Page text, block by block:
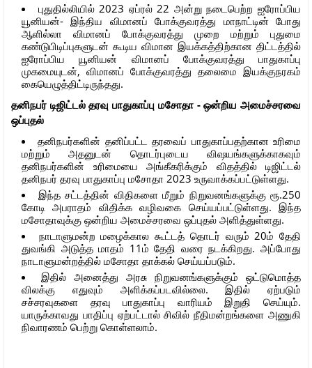
புதுதில்லியில் 2023 ஏப்ரல் 22 அன்று நடைபெற்ற ஐரோப்பிய
யூனியன்- இந்திய விமானப் போக்குவரத்து மாநாட்டின் போது
ஆளில்லா விமானப் போக்குவரத்து முறை மற்றும் புதுமை
கண்டுபிடிப்புகளுடன் கூடிய விமான இயக்கத்திற்கான திட்டத்தில்
ஐரோப்பிய யூனியன் விமானப் போக்குவரத்து பாதுகாப்பு
முகமையுடன், விமானப் போக்குவரத்து தலைமை இயக்குநரகம்
கையெழுத்திட்டிருந்தது.
தனிநபர் டிஜிட்டல் தரவு பாதுகாப்பு மசோதா - ஒன்றிய அமைச்சரவை
ஒப்புதல்
தனிநபர்களின் தனிப்பட்ட தரவைப் பாதுகாப்பதற்கான உரிமை
மற்றும் அதனுடன் தொடர்புடைய விஷயங்களுக்காகவும்
தனிநபர்களின் உரிமையை அங்கீகரிக்கும் விதத்தில் டிஜிட்டல்
தனிநபர் தரவு பாதுகாப்பு மசோதா 2023 உருவாக்கப்பட்டுள்ளது.
இந்த சட்டத்தின் விதிகளை மீறும் நிறுவனங்களுக்கு ரூ.250
கோடி அபராதம் விதிக்க வழிவகை செய்யப்பட்டுள்ளது. இந்த
மசோதாவுக்கு ஒன்றிய அமைச்சரவை ஒப்புதல் அளித்துள்ளது.
நாடாளுமன்ற மழைக்கால கூட்டத் தொடர் வரும் 20ம் தேதி
துவங்கி அடுத்த மாதம் 11ம் தேதி வரை நடக்கிறது. அப்போது
நாடாளுமன்றத்தில் மசோதா தாக்கல் செய்யப்படும்.
இதில் அனைத்து அரசு நிறுவனங்களுக்கும் ஒட்டுமொத்த
விலக்கு எதுவும் அளிக்கப்படவில்லை. இதில் ஏற்படும்
சச்சரவுகளை தரவு பாதுகாப்பு வாரியம் இறுதி செய்யும்.
யாருக்காவது பாதிப்பு ஏற்பட்டால் சிவில் நீதிமன்றங்களை அணுகி
நிவாரணம் பெற்று கொள்ளலாம்.